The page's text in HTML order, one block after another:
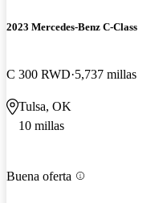
2023 Mercedes-Benz C-Class
C 300 RWD 5,737 millas
Tulsa, OK
10 millas
Buena oferta